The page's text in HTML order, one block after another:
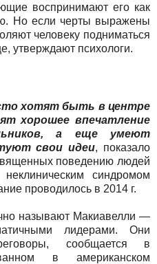
воспринимают его как
Но если черты выражены
человеку подниматься
утверждают психологи.
хотят быть в центре
хорошее впечатление
а еще умеют
свои идеи, показало
поведению людей
синдромом
проводилось в 2014 г.
называют Макиавелли —
лидерами. Они
сообщается в
в американском